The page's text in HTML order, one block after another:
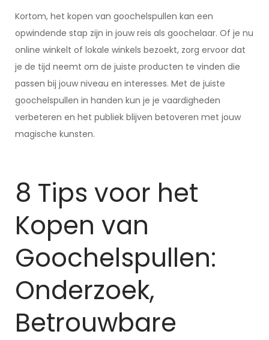
Kortom, het kopen van goochelspullen kan een
opwindende stap zijn in jouw reis als goochelaar. Of je nu
online winkelt of lokale winkels bezoekt, zorg ervoor dat
je de tijd neemt om de juiste producten te vinden die
passen bij jouw niveau en interesses. Met de juiste
goochelspullen in handen kun je je vaardigheden
verbeteren en het publiek blijven betoveren met jouw
magische kunsten.
8 Tips voor het
Kopen van
Goochelspullen:
Onderzoek,
Betrouwbare